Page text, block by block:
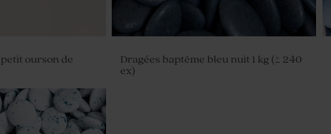
ourson de
Dragées baptême bleu nuit 1 kg (± 240
ex)